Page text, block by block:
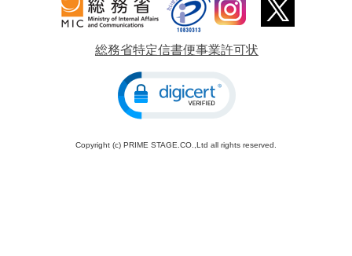
総務省特定信書便事業許可状
Copyright (c) PRIME STAGE.CO.,Ltd all rights reserved.